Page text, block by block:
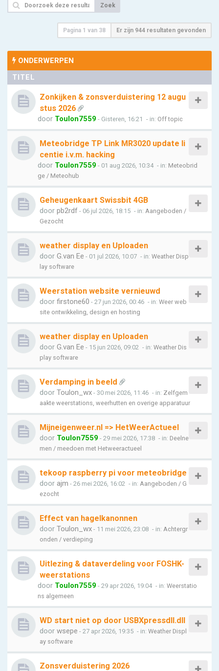
Zoek
Pagina 1 van 38 Er zijn 944 resultaten gevonden
ONDERWERPEN
TITEL
Zonkijken & zonsverduistering 12 augu
stus 2026
door Toulon7559 - Gisteren, 16:21 - in: Off topic
Meteobridge TP Link MR3020 update li
centie i.v.m. hacking
door Toulon7559 - 01 aug 2026, 10:34 - in: Meteobrid
ge / Meteohub
Geheugenkaart Swissbit 4GB
door pb2rdf - 06 jul 2026, 18:15 - in: Aangeboden /
Gezocht
weather display en Uploaden
door G.van Ee - 01 jul 2026, 10:07 - in: Weather Disp
lay software
Weerstation website vernieuwd
door firstone60 - 27 jun 2026, 00:46 - in: Weer web
site ontwikkeling, design en hosting
weather display en Uploaden
door G.van Ee - 15 jun 2026, 09:02 - in: Weather Dis
play software
Verdamping in beeld
door Toulon_wx - 30 mei 2026, 11:46 - in: Zelfgem
aakte weerstations, weerhutten en overige apparatuur
Mijneigenweer.nl => HetWeerActueel
door Toulon7559 - 29 mei 2026, 17:38 - in: Deelne
men / meedoen met Hetweeractueel
tekoop raspberry pi voor meteobridge
door ajm - 26 mei 2026, 16:02 - in: Aangeboden / G
ezocht
Effect van hagelkanonnen
door Toulon_wx - 11 mei 2026, 23:08 - in: Achtergr
onden / verdieping
Uitlezing & dataverdeling voor FOSHK-
weerstations
door Toulon7559 - 29 apr 2026, 19:04 - in: Weerstatio
ns algemeen
WD start niet op door USBXpressdll.dll
door wsepe - 27 apr 2026, 19:35 - in: Weather Displ
ay software
Zonsverduistering 2026